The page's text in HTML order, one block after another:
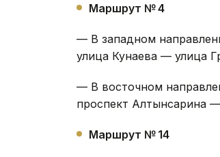
Маршрут № 4
— В западном
улица Кунаева — улица
— В восточном
проспект Алтынсарина
Маршрут № 14